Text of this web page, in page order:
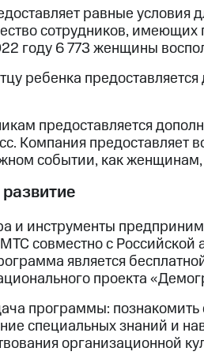
равные условия
сотрудников, имеющих
году 6 773 женщины
ребенка
предоставляется
Компания предоставляет
событии, как
и инструменты
совместно с
является
проекта
программы:
специальных знаний и
организационной